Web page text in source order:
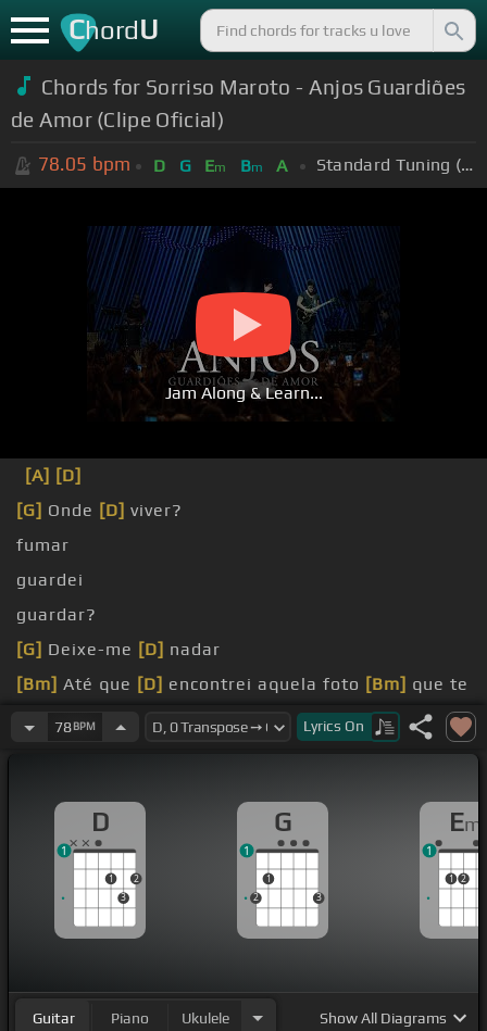
ChordU
Chords for Sorriso Maroto - Anjos Guardiões
de Amor (Clipe Oficial)
78.05 bpm D G Em Bm A Standard Tuning (EADGBE)
Jam Along & Learn...
[A] [D]
[G] Onde [D] viver?
fumar
guardei
guardar?
[G] Deixe-me [D] nadar
[Bm] Até que [D] encontrei aquela foto [Bm] que te
78BPM Lyrics On
D
1
3
2
1
G
2
1
3
1
Em
1 2
1
Guitar Piano Ukulele ShowAll Diagrams